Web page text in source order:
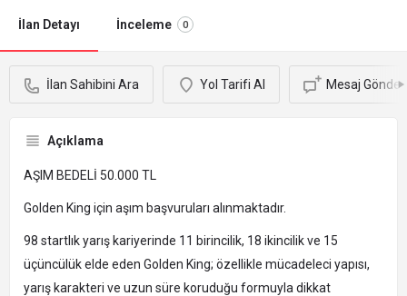
İlan Detayı İnceleme 0
İlan Sahibini Ara Yol Tarifi Al Mesaj Gönder
Açıklama
AŞIM BEDELİ 50.000 TL
Golden King için aşım başvuruları alınmaktadır.
98 startlık yarış kariyerinde 11 birincilik, 18 ikincilik ve 15
üçüncülük elde eden Golden King; özellikle mücadeleci yapısı,
yarış karakteri ve uzun süre koruduğu formuyla dikkat